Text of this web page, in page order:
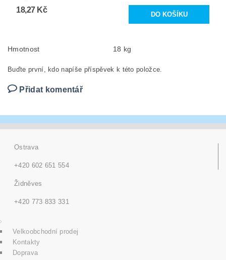
18,27 Kč
Hmotnost 18 kg
Buďte první, kdo napíše příspěvek k této položce.
Přidat komentář
Ostrava
+420 602 651 554
Židněves
+420 773 833 331
Velkoobchodní prodej
Kontakty
Doprava